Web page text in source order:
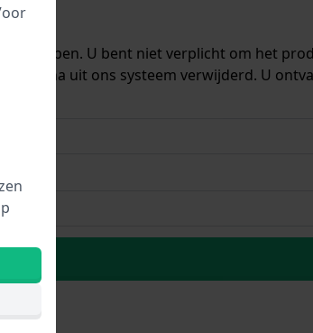
hebben. U bent niet verplicht om het
daarna uit ons systeem verwijderd. U